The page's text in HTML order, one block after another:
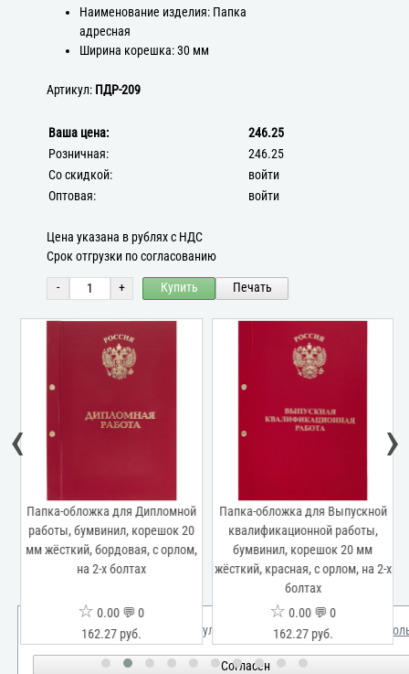
Наименование изделия: Папка
адресная
Ширина корешка: 30 мм
Артикул: ПДР-209
Ваша цена:
246.25
Розничная:
246.25
Со скидкой:
войти
Оптовая:
войти
Цена указана в рублях с НДС
Срок отгрузки по согласованию
- + Купить Печать
Папка-обложка для Дипломной
работы, бумвинил, корешок 20
мм жёсткий, бордовая, с орлом,
на 2-х болтах
☆0.00 💬 0
162.27 руб.
Папка-обложка для Выпускной
квалификационной работы,
бумвинил, корешок 20 мм
жёсткий, красная, с орлом, на 2-х
болтах
☆0.00 💬 0
162.27 руб.
‹ ›
Мы используем куки для улучшения вашего опыта. Узнать
Согласен